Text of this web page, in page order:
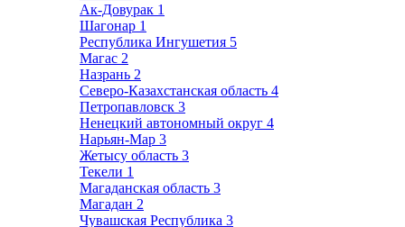
Ак-Довурак 1
Шагонар 1
Республика Ингушетия 5
Магас 2
Назрань 2
Северо-Казахстанская область 4
Петропавловск 3
Ненецкий автономный округ 4
Нарьян-Мар 3
Жетысу область 3
Текели 1
Магаданская область 3
Магадан 2
Чувашская Республика 3